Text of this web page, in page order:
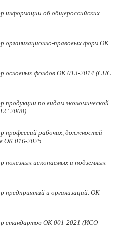
информации об общероссийских
организационно-правовых форм ОК
основных фондов ОК 013-2014 (СНС
продукции по видам экономической
2008)
профессий рабочих, должностей
ОК 016-2025
полезных ископаемых и подземных
предприятий и организаций. ОК
стандартов ОК 001-2021 (ИСО